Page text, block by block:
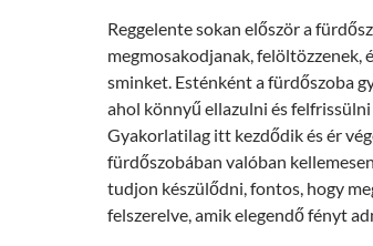
Reggelente sokan először a
megmosakodjanak, felöltözzenek,
sminket. Esténként a fürdőszoba
ahol könnyű ellazulni és
Gyakorlatilag itt kezdődik és ér
fürdőszobában valóban
tudjon készülődni, fontos, hogy
felszerelve, amik elegendő fényt